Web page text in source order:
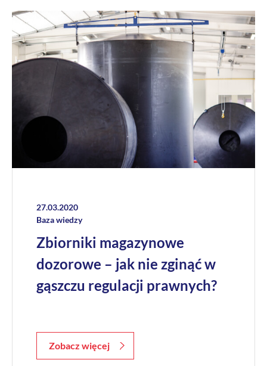
27.03.2020
Baza wiedzy
Zbiorniki magazynowe
dozorowe – jak nie zginąć w
gąszczu regulacji prawnych?
Zobacz więcej